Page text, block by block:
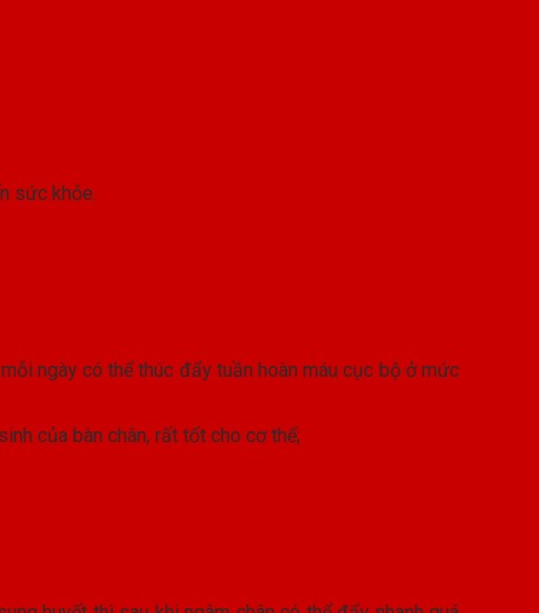
sức khỏe.
ngày có thể thúc đẩy tuần hoàn máu cục bộ ở mức
của bàn chân, rất tốt cho cơ thể;